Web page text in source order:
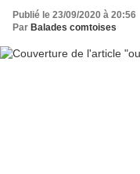
Publié le 23/09/2020 à 20:56
Par Balades comtoises